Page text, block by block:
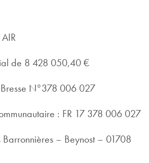
de 8 428 050,40 €
N°378 006 027
: FR 17 378 006 027
Barronnières – Beynost – 01708